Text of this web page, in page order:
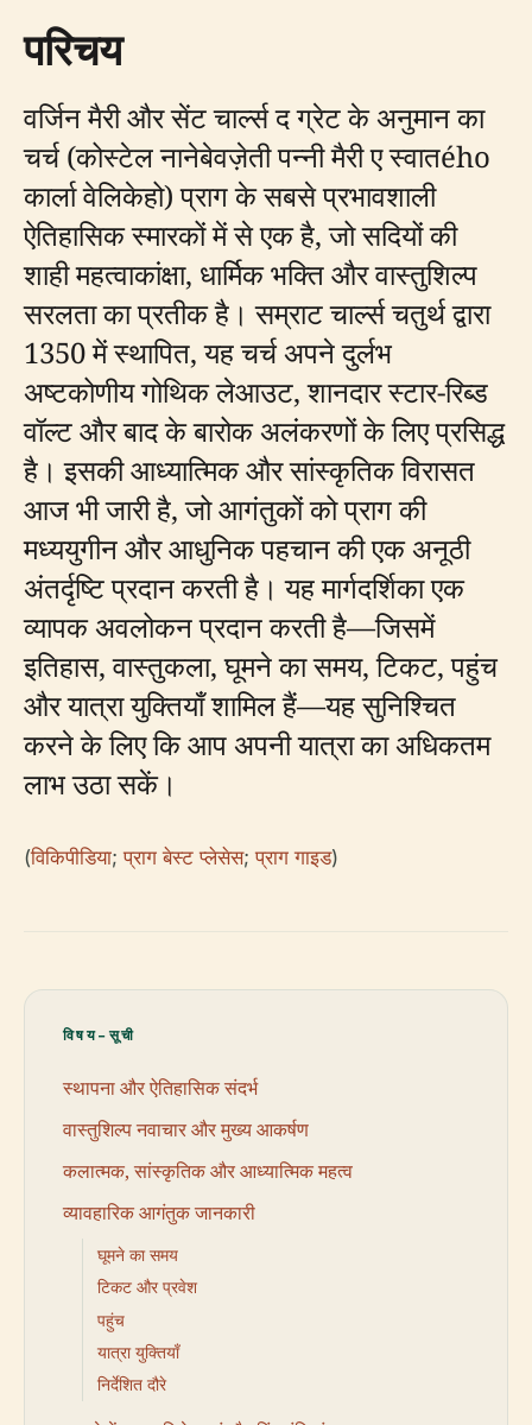
परिचय
वर्जिन मैरी और सेंट चार्ल्स द ग्रेट के अनुमान का
चर्च (कोस्टेल नानेबेवज़ेती पन्नी मैरी ए स्वातého
कार्ला वेलिकेहो) प्राग के सबसे प्रभावशाली
ऐतिहासिक स्मारकों में से एक है, जो सदियों की
शाही महत्वाकांक्षा, धार्मिक भक्ति और वास्तुशिल्प
सरलता का प्रतीक है। सम्राट चार्ल्स चतुर्थ द्वारा
1350 में स्थापित, यह चर्च अपने दुर्लभ
अष्टकोणीय गोथिक लेआउट, शानदार स्टार-रिब्ड
वॉल्ट और बाद के बारोक अलंकरणों के लिए प्रसिद्ध
है। इसकी आध्यात्मिक और सांस्कृतिक विरासत
आज भी जारी है, जो आगंतुकों को प्राग की
मध्ययुगीन और आधुनिक पहचान की एक अनूठी
अंतर्दृष्टि प्रदान करती है। यह मार्गदर्शिका एक
व्यापक अवलोकन प्रदान करती है—जिसमें
इतिहास, वास्तुकला, घूमने का समय, टिकट, पहुंच
और यात्रा युक्तियाँ शामिल हैं—यह सुनिश्चित
करने के लिए कि आप अपनी यात्रा का अधिकतम
लाभ उठा सकें।
(विकिपीडिया;प्राग बेस्ट प्लेसेस;प्राग गाइड)
विषय-सूची
स्थापना और ऐतिहासिक संदर्भ
वास्तुशिल्प नवाचार और मुख्य आकर्षण
कलात्मक, सांस्कृतिक और आध्यात्मिक महत्व
व्यावहारिक आगंतुक जानकारी
घूमने का समय
टिकट और प्रवेश
पहुंच
यात्रा युक्तियाँ
निर्देशित दौरे